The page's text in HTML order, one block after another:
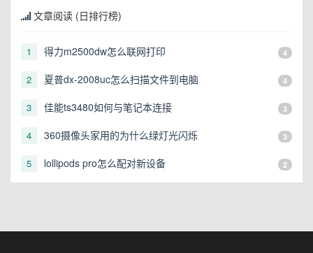
文章阅读 (日排行榜)
1 得力m2500dw怎么联网打印 4
2 夏普dx-2008uc怎么扫描文件到电脑 4
3 佳能ts3480如何与笔记本连接 3
4 360摄像头家用的为什么绿灯光闪烁 3
5 lollipods pro怎么配对新设备 2